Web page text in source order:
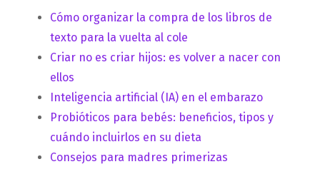
Cómo organizar la compra de los libros de
texto para la vuelta al cole
Criar no es criar hijos: es volver a nacer con
ellos
Inteligencia artificial (IA) en el embarazo
Probióticos para bebés: beneficios, tipos y
cuándo incluirlos en su dieta
Consejos para madres primerizas